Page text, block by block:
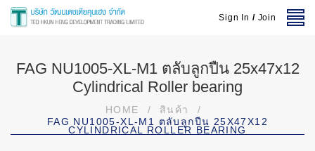
Sign In / Join
FAG NU1005-XL-M1 ตลับลูกปืน 25x47x12
Cylindrical Roller bearing
HOME / สินค้า
/
FAG NU1005-XL-M1 ตลับลูกปืน 25X47X12
CYLINDRICAL ROLLER BEARING